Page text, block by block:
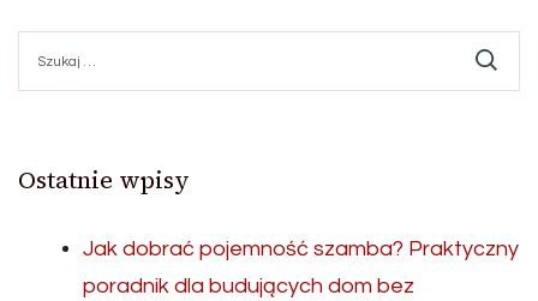
Ostatnie wpisy
Jak dobrać pojemność szamba? Praktyczny
poradnik dla budujących dom bez